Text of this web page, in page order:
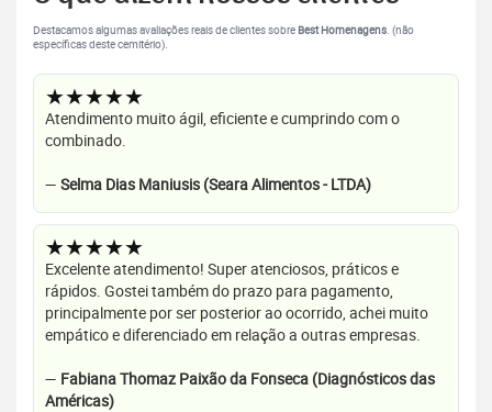
Destacamos algumas avaliações reais de clientes sobreBest Homenagens . (não
específicas deste cemitério).
★★★★★
Atendimento muito ágil, eficiente e cumprindo com o
combinado.
— Selma Dias Maniusis (Seara Alimentos - LTDA)
★★★★★
Excelente atendimento! Super atenciosos, práticos e
rápidos. Gostei também do prazo para pagamento,
principalmente por ser posterior ao ocorrido, achei muito
empático e diferenciado em relação a outras empresas.
— Fabiana Thomaz Paixão da Fonseca (Diagnósticos das
Américas)